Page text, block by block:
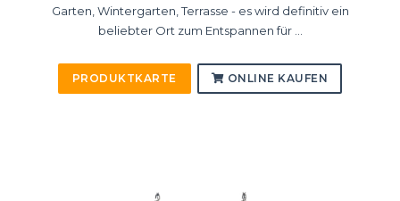
Garten, Wintergarten, Terrasse - es wird definitiv ein
beliebter Ort zum Entspannen für ...
PRODUKTKARTE ONLINE KAUFEN